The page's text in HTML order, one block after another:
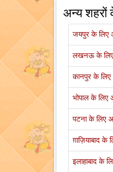
अन्य शहरों
जयपुर के लिए
लखनऊ के लिए
कानपुर के लिए
भोपाल के लिए
पटना के लिए
ग़ाज़ियाबाद के
इलाहाबाद के